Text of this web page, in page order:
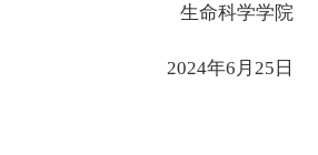
生命科学学院
2024年6月25日